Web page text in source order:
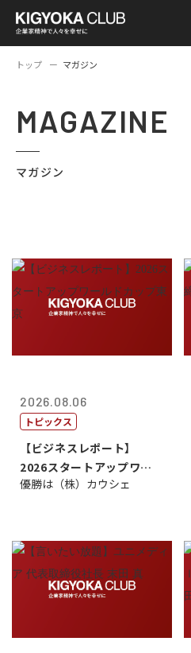
トップ マガジン
MAGAZINE
マガジン
2026.08.06
トピックス
【ビジネスレポート】
2026スタートアップワー
ルドカップ東京
優勝は（株）カウシェ